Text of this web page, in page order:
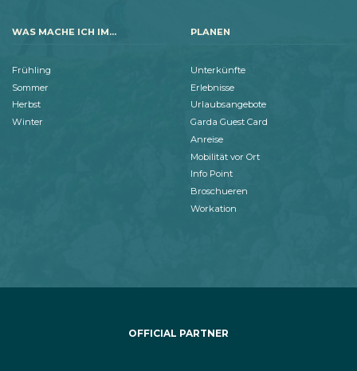
WAS MACHE ICH IM...
Frühling
Sommer
Herbst
Winter
PLANEN
Unterkünfte
Erlebnisse
Urlaubsangebote
Garda Guest Card
Anreise
Mobilität vor Ort
Info Point
Broschueren
Workation
OFFICIAL PARTNER